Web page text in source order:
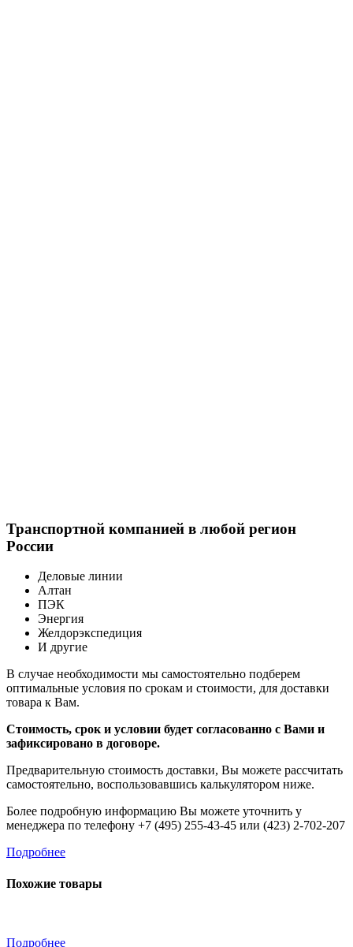
Транспортной компанией в любой регион
России
Деловые линии
Алтан
ПЭК
Энергия
Желдорэкспедиция
И другие
В случае необходимости мы самостоятельно подберем
оптимальные условия по срокам и стоимости, для доставки
товара к Вам.
Стоимость, срок и условии будет согласованно с Вами и
зафиксировано в договоре.
Предварительную стоимость доставки, Вы можете рассчитать
самостоятельно, воспользовавшись калькулятором ниже.
Более подробную информацию Вы можете уточнить у
менеджера по телефону +7 (495) 255-43-45 или (423) 2-702-207
Подробнее
Похожие товары
Подробнее